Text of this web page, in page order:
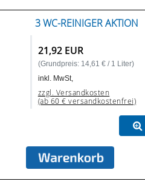
3 WC-REINIGER AKTION
21,92 EUR
(Grundpreis: 14,61 € / 1 Liter)
inkl. MwSt,
zzgl. Versandkosten
(ab 60 € versandkostenfrei)